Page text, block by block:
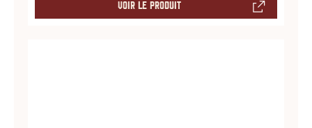
i
VOIR LE PRODUIT